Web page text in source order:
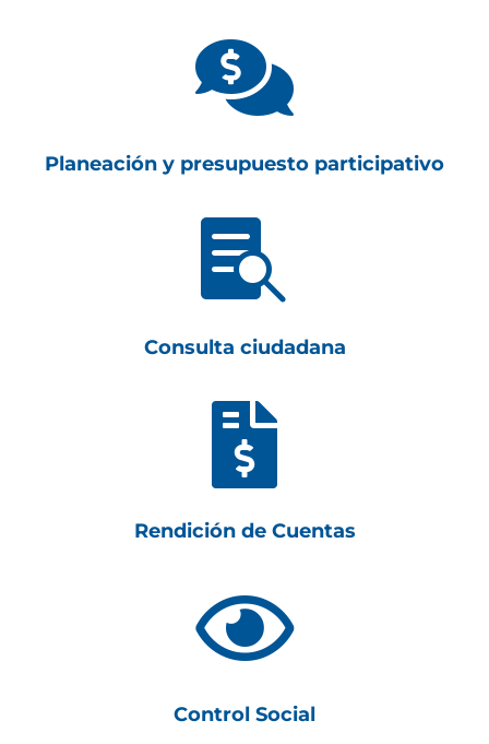

Planeación y presupuesto participativo

Consulta ciudadana

Rendición de Cuentas

Control Social